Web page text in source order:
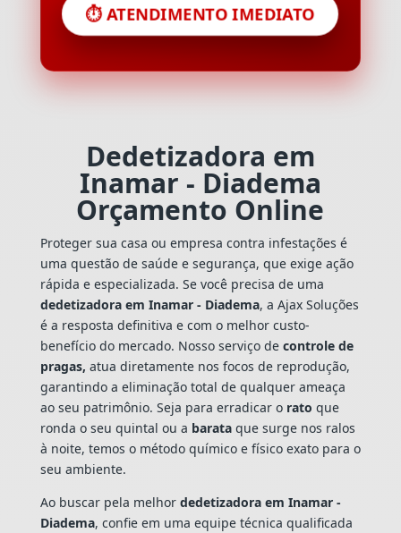
⏱️ ATENDIMENTO IMEDIATO
Dedetizadora em
Inamar - Diadema
Orçamento Online
Proteger sua casa ou empresa contra infestações é
uma questão de saúde e segurança, que exige ação
rápida e especializada. Se você precisa de uma
dedetizadora em Inamar - Diadema, a Ajax Soluções
é a resposta definitiva e com o melhor custo-
benefício do mercado. Nosso serviço de controle de
pragas, atua diretamente nos focos de reprodução,
garantindo a eliminação total de qualquer ameaça
ao seu patrimônio. Seja para erradicar o rato que
ronda o seu quintal ou a barataque surge nos ralos
à noite, temos o método químico e físico exato para o
seu ambiente.
Ao buscar pela melhor dedetizadora em Inamar -
Diadema, confie em uma equipe técnica qualificada